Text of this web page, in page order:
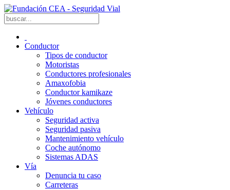
Conductor
Tipos de conductor
Motoristas
Conductores profesionales
Amaxofobia
Conductor kamikaze
Jóvenes conductores
Vehículo
Seguridad activa
Seguridad pasiva
Mantenimiento vehículo
Coche autónomo
Sistemas ADAS
Vía
Denuncia tu caso
Carreteras